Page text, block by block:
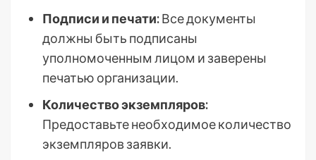
Подписи и печати:Все документы
должны быть подписаны
уполномоченным лицом и заверены
печатью организации.
Количество экземпляров:
Предоставьте необходимое количество
экземпляров заявки.